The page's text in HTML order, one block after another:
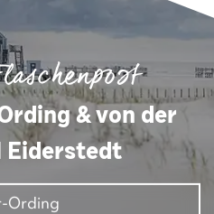
& von der
Eiderstedt
Ording